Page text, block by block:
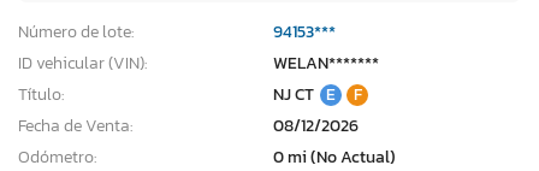
Número de lote:
94153***
ID vehicular (VIN):
WELAN*******
Título:
NJ CT E
F
Fecha de Venta:
08/12/2026
Odómetro:
0 mi (No Actual)